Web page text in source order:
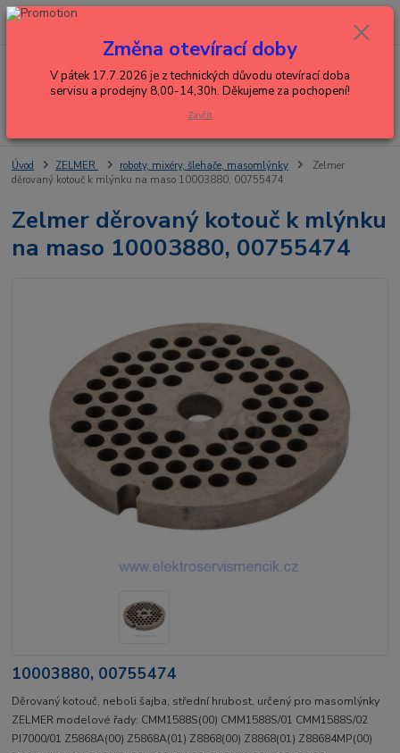
Menu
+420 602 288 130
0,00 Kč
Úvod ZELMER roboty, mixéry, šlehače, masomlýnky
Zelmer
děrovaný kotouč k mlýnku na maso 10003880, 00755474
Zelmer děrovaný kotouč k mlýnku
na maso 10003880, 00755474
10003880, 00755474
Děrovaný kotouč, neboli šajba, střední hrubost, určený pro masomlýnky
ZELMER modelové řady: CMM1588S(00) CMM1588S/01 CMM1588S/02
PI7000/01 Z5868A(00) Z5868A(01) Z8868(00) Z8868(01) Z88684MP(00)
Změna otevírací doby
V pátek 17.7.2026 je z technických důvodu otevírací doba
servisu a prodejny 8,00-14,30h. Děkujeme za pochopení!
Zavřít